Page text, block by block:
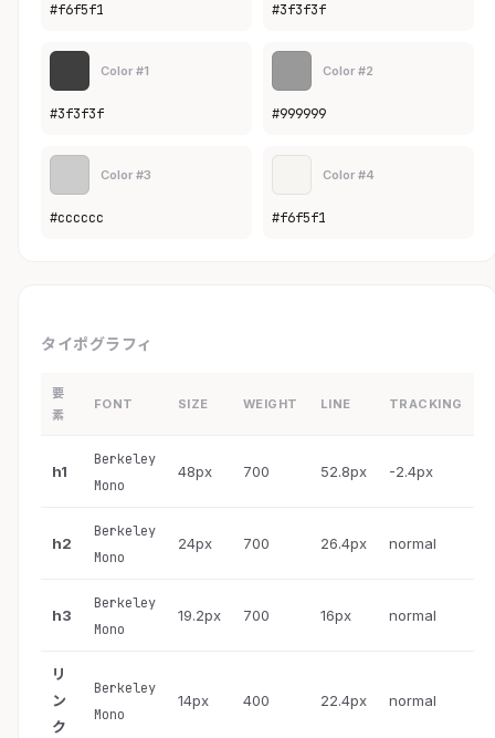
#f6f5f1 #3f3f3f
Color #1
#3f3f3f
Color #2
#999999
Color #3
#cccccc
Color #4
#f6f5f1
タイポグラフィ
要
素
FONT SIZE WEIGHT LINE TRACKING
h1
Berkeley
Mono
48px 700 52.8px -2.4px
h2
Berkeley
Mono
24px 700 26.4px normal
h3
Berkeley
Mono
19.2px 700 16px normal
リ
ン
ク
Berkeley
Mono
14px 400 22.4px normal